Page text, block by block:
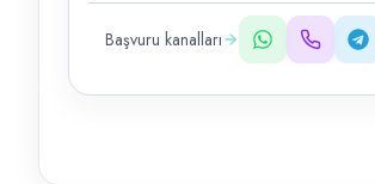
Başvuru kanalları